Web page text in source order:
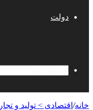
دولت
خانه/ اقتصادی > تولید و